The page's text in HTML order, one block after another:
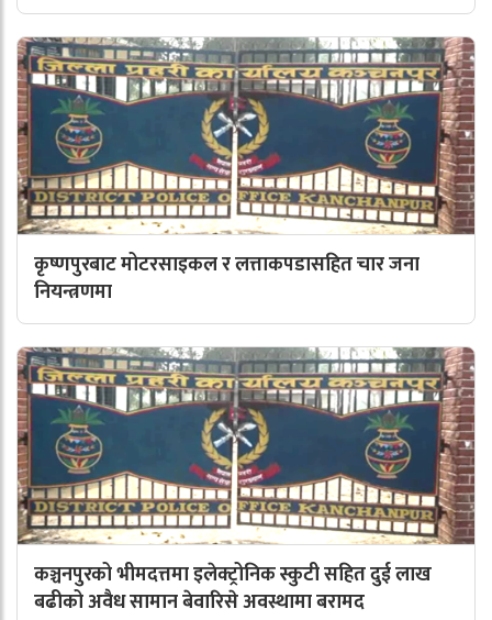
कृष्णपुरबाट मोटरसाइकल र लत्ताकपडासहित चार जना
नियन्त्रणमा
कञ्चनपुरको भीमदत्तमा इलेक्ट्रोनिक स्कुटी सहित दुई लाख
बढीको अवैध सामान बेवारिसे अवस्थामा बरामद